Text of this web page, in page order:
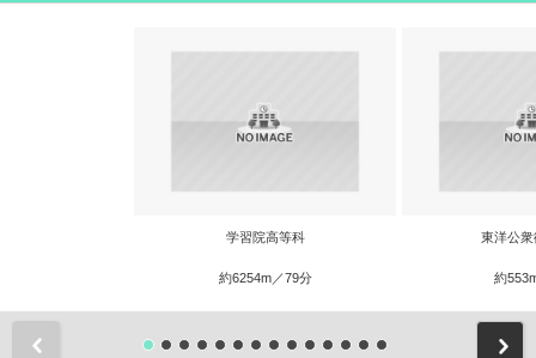
学習院高等科
約6254m／79分
東洋公
約